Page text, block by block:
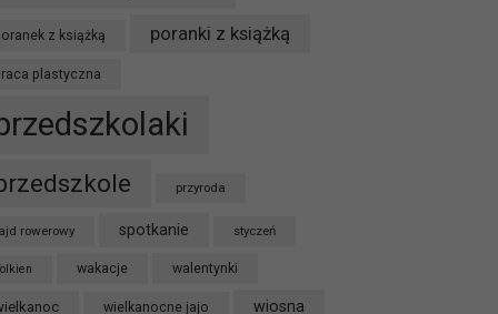
z książką poranki z książką
plastyczna
przyroda
rowerowy spotkanie styczeń
wakacje walentynki
wielkanocne jajo wiosna